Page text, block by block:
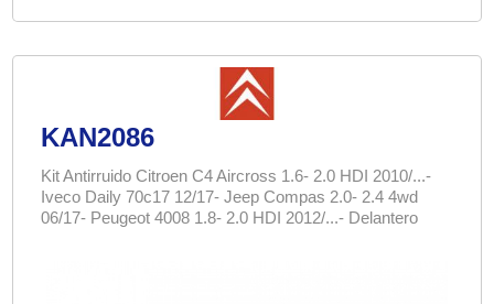
KAN2086
Kit Antirruido Citroen C4 Aircross 1.6- 2.0 HDI 2010/...-
Iveco Daily 70c17 12/17- Jeep Compas 2.0- 2.4 4wd
06/17- Peugeot 4008 1.8- 2.0 HDI 2012/...- Delantero